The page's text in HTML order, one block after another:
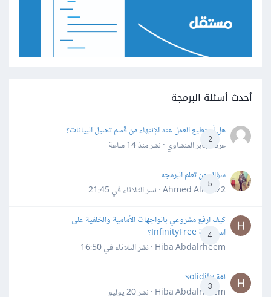
أحدث أسئلة البرمجة
2
هل أستطيع العمل عند الإنتهاء من قسم تحليل البيانات؟
عرفه جابر المنشاوي · نشرمنذ 14 ساعة
5
سؤال عن تعلم البرمجه
Ahmed Alhafiz2 · نشر
الثلاثاء في 21:45
4
كيف ارفع مشروعي بالواجهات الأمامية والخلفية على
استضافة InfinityFree؟
Hiba Abdalrheem · نشر
الثلاثاء في 16:50
3
لغة solidity
Hiba Abdalrheem · نشر
20 يوليو